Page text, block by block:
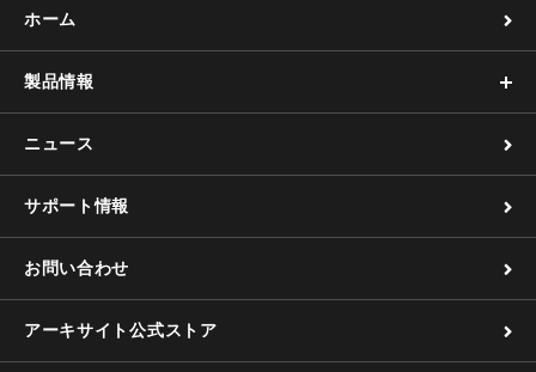
ホーム
製品情報
ニュース
サポート情報
お問い合わせ
アーキサイト公式ストア